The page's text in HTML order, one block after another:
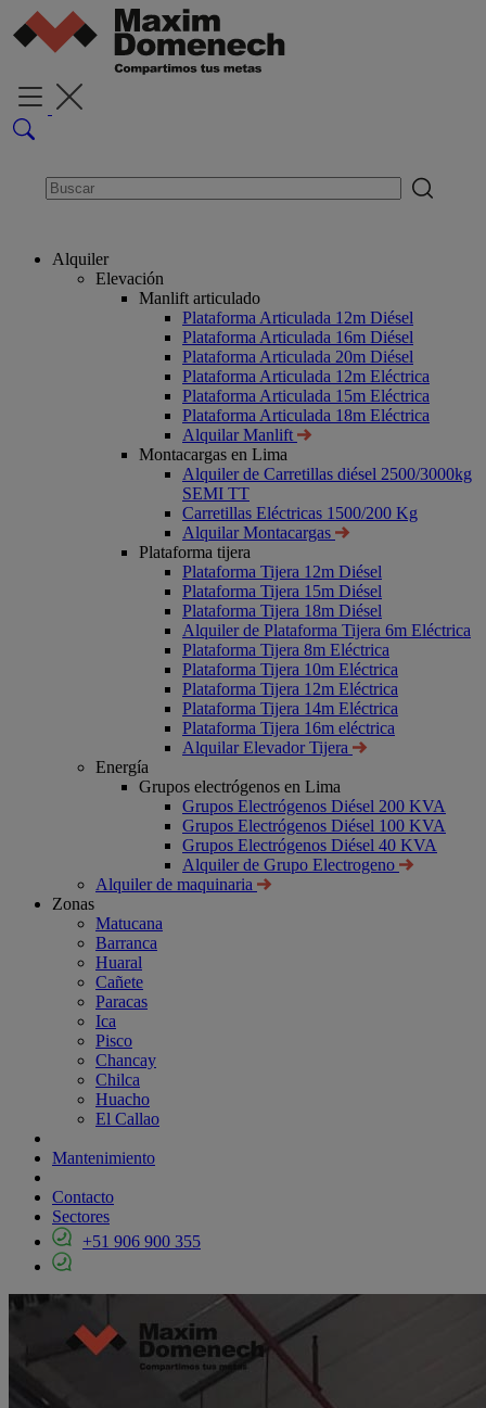
Alquiler
Elevación
Manlift articulado
Plataforma Articulada 12m Diésel
Plataforma Articulada 16m Diésel
Plataforma Articulada 20m Diésel
Plataforma Articulada 12m Eléctrica
Plataforma Articulada 15m Eléctrica
Plataforma Articulada 18m Eléctrica
Alquilar Manlift
Montacargas en Lima
Alquiler de Carretillas diésel 2500/3000kg
SEMI TT
Carretillas Eléctricas 1500/200 Kg
Alquilar Montacargas
Plataforma tijera
Plataforma Tijera 12m Diésel
Plataforma Tijera 15m Diésel
Plataforma Tijera 18m Diésel
Alquiler de Plataforma Tijera 6m Eléctrica
Plataforma Tijera 8m Eléctrica
Plataforma Tijera 10m Eléctrica
Plataforma Tijera 12m Eléctrica
Plataforma Tijera 14m Eléctrica
Plataforma Tijera 16m eléctrica
Alquilar Elevador Tijera
Energía
Grupos electrógenos en Lima
Grupos Electrógenos Diésel 200 KVA
Grupos Electrógenos Diésel 100 KVA
Grupos Electrógenos Diésel 40 KVA
Alquiler de Grupo Electrogeno
Alquiler de maquinaria
Zonas
Matucana
Barranca
Huaral
Cañete
Paracas
Ica
Pisco
Chancay
Chilca
Huacho
El Callao
Mantenimiento
Contacto
Sectores
+51 906 900 355